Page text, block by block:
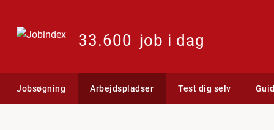
33.600 job i dag
Jobsøgning Arbejdspladser Test dig selv